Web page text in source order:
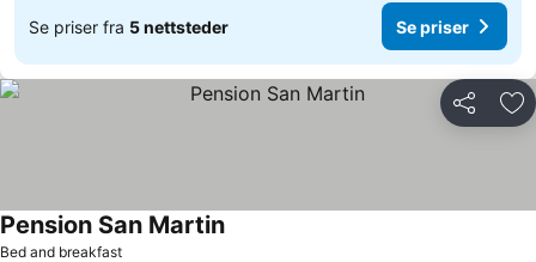
Se priser fra 5 nettsteder Se priser
Del
Bed and breakfast
Pension San MartinSe priser